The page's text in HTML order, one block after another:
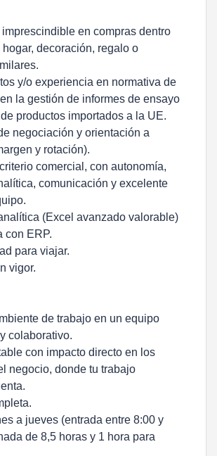
en compras dentro
decoración, regalo o
y/o experiencia en normativa de
la gestión de informes de ensayo
productos importados a la UE.
negociación y orientación a
y rotación).
comercial, con autonomía,
comunicación y excelente
(Excel avanzado valorable)
con ERP.
para viajar.
vigor.
de trabajo en un equipo
colaborativo.
con impacto directo en los
negocio, donde tu trabajo
a jueves (entrada entre 8:00 y
de 8,5 horas y 1 hora para